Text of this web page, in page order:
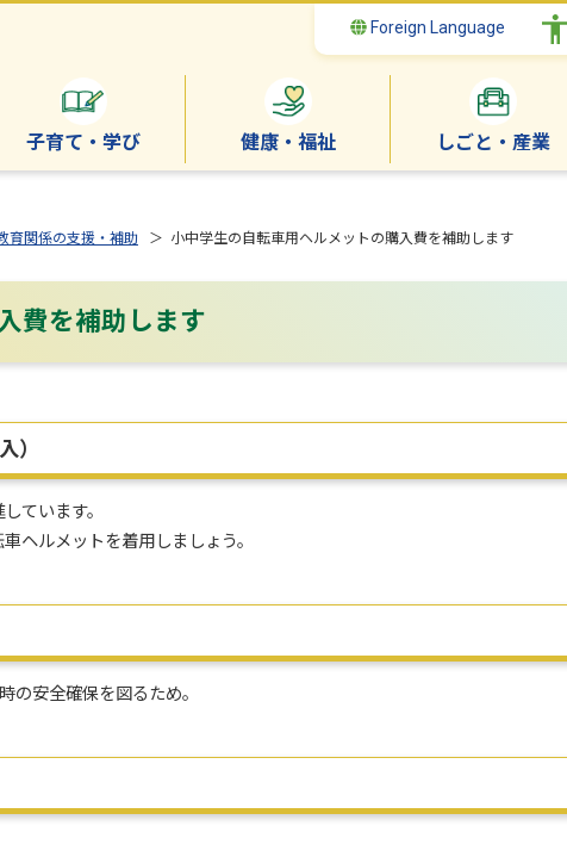
Foreign Language
子育て・学び 健康・福祉 しごと・産業
育関係の支援・補助 ＞ 小中学生の自転車用ヘルメットの購入費を補助します
費を補助します
）
ています。
ヘルメットを着用しましょう。
安全確保を図るため。